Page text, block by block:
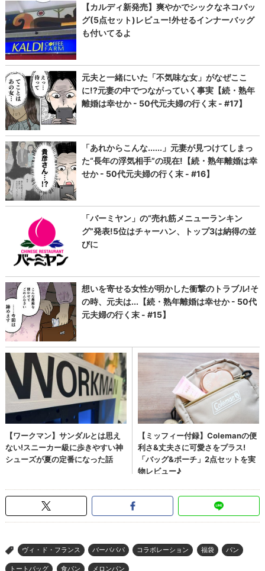
> ヴィ・ド・フランス バーバパパ コラボレーション 福袋 パン
トートバッグ 食パン メロンパン